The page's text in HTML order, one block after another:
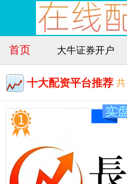
首页 大牛证券开户
十大配资平台推荐 共